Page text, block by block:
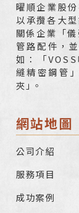
曜順企業股
以承攬各大
關係企業「
管路配件，
如：「
縫精密鋼管
夾｣。
網站地圖
公司介紹
服務項目
成功案例